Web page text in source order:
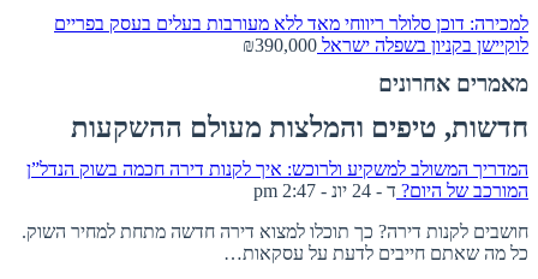
למכירה: דוכן סלולר ריווחי מאד ללא מעורבות בעלים בעסק בפריים
לוקיישן בקניון בשפלה ישראל ₪390,000
מאמרים אחרונים
חדשות, טיפים והמלצות מעולם ההשקעות
המדריך המשולב למשקיע ולרוכש: איך לקנות דירה חכמה בשוק הנדל”ן
המורכב של היום? ד - 24 יונ - 2:47 pm
חושבים לקנות דירה? כך תוכלו למצוא דירה חדשה מתחת למחיר השוק.
כל מה שאתם חייבים לדעת על עסקאות…